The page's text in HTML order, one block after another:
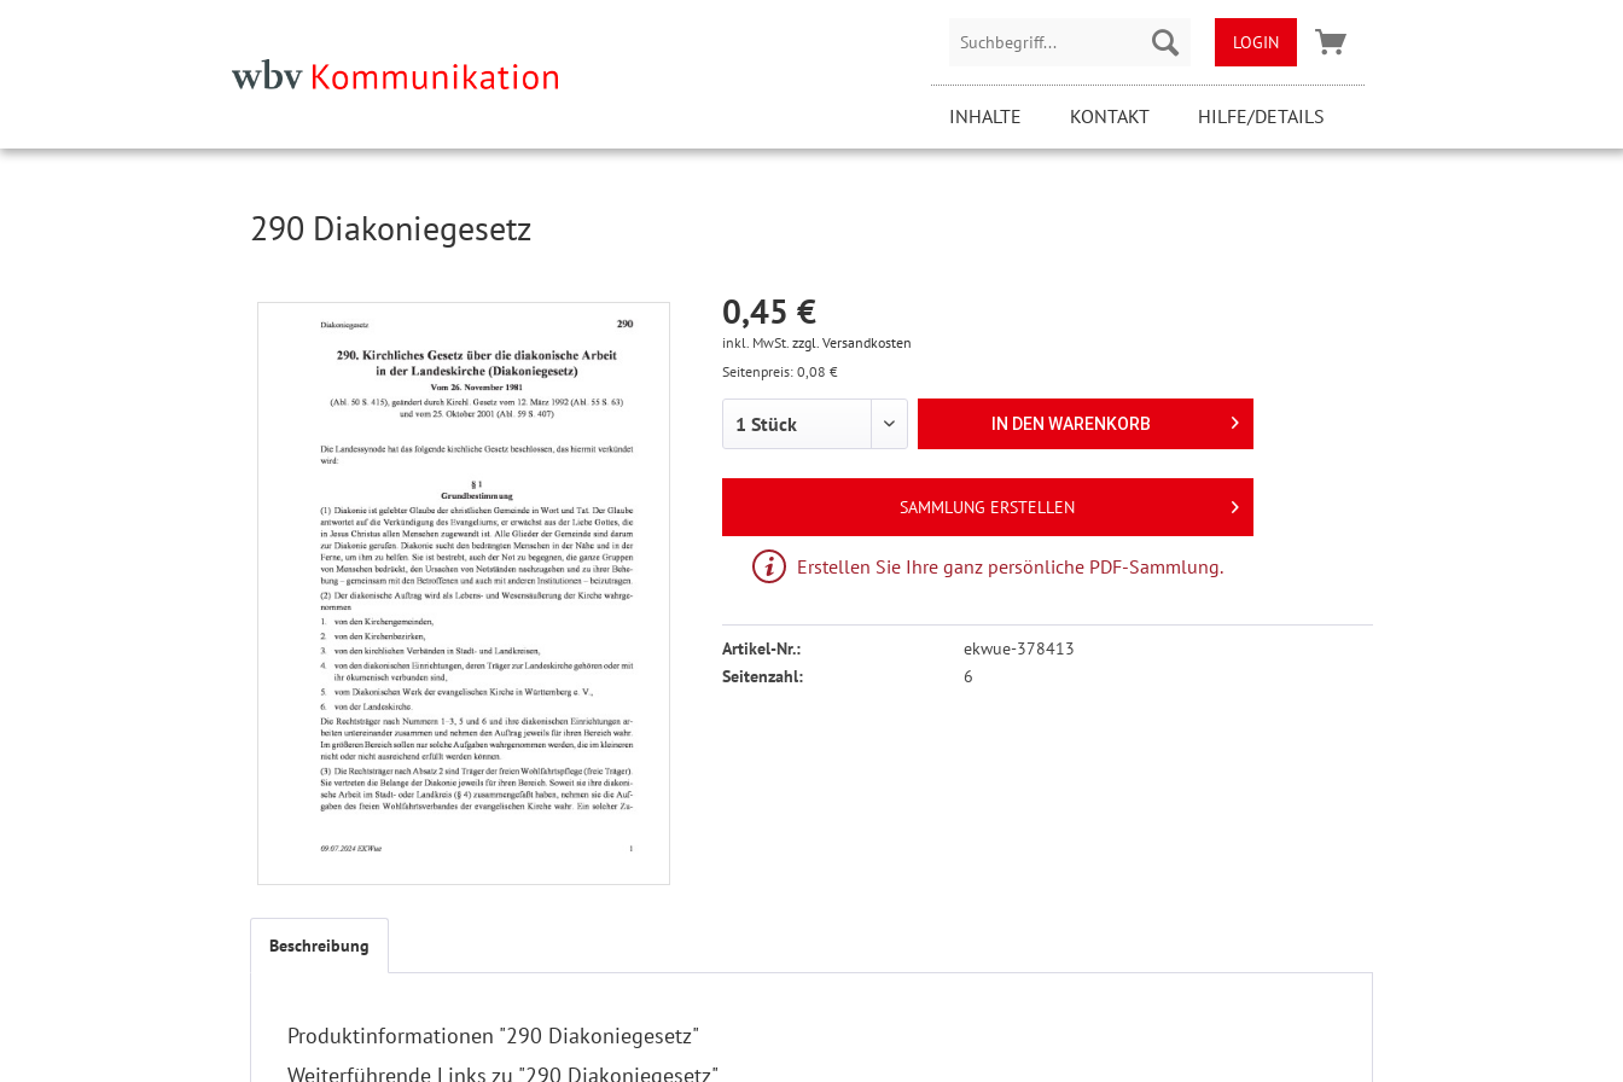
LOGIN
INHALTE KONTAKT HILFE/DETAILS
290 Diakoniegesetz
0,45 €
inkl. MwSt. zzgl. Versandkosten
Seitenpreis: 0,08 €
IN DEN WARENKORB
SAMMLUNG ERSTELLEN
Erstellen Sie Ihre ganz persönliche PDF-Sammlung.
Artikel-Nr.:
ekwue-378413
Seitenzahl:
6
Beschreibung
Produktinformationen "290 Diakoniegesetz"
Weiterführende Links zu "290 Diakoniegesetz"